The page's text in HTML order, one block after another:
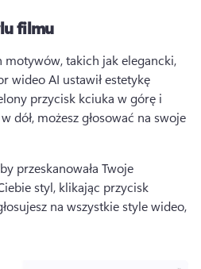
filmu
takich jak elegancki,
wideo AI ustawił estetykę
przycisk kciuka w górę i
dół, możesz głosować na swoje
przeskanowała Twoje
styl, klikając przycisk
na wszystkie style wideo,